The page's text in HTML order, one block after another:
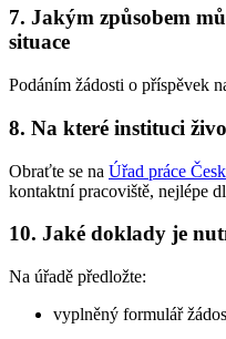
7. Jakým způsobem
situace
Podáním žádosti o příspěvek
8. Na které instituci
Obraťte se na Úřad práce
kontaktní pracoviště, nejlépe
10. Jaké doklady je
Na úřadě předložte:
vyplněný formulář